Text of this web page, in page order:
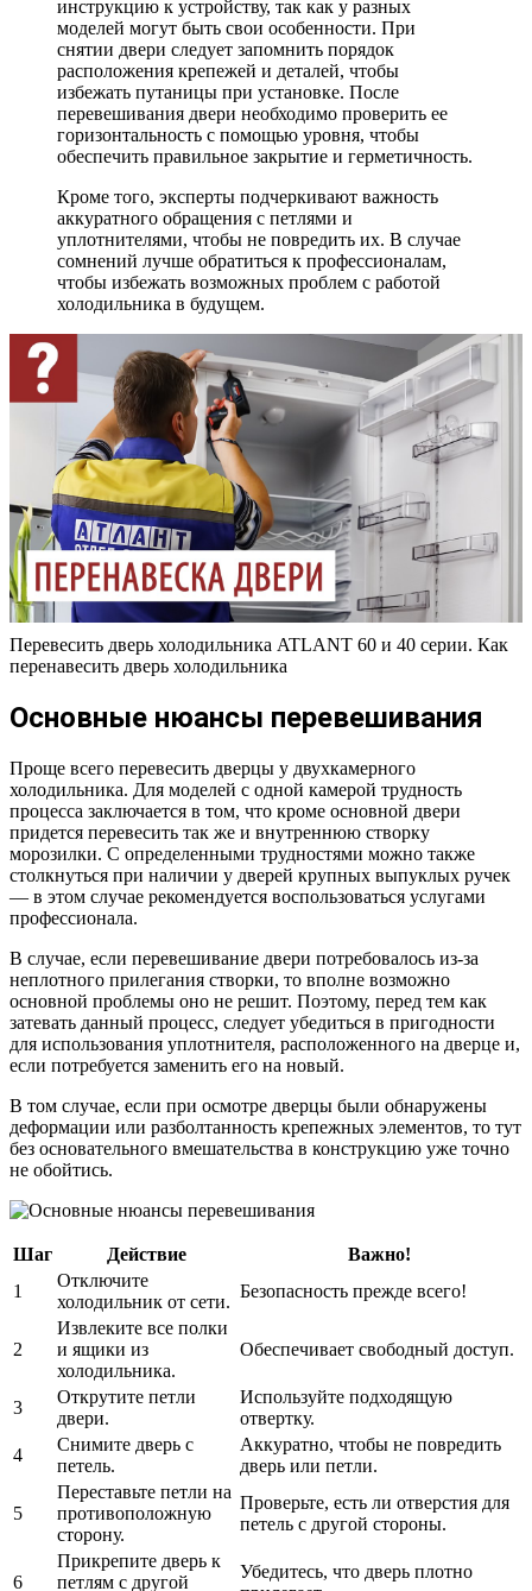
инструкцию к устройству, так как у разных
моделей могут быть свои особенности. При
снятии двери следует запомнить порядок
расположения крепежей и деталей, чтобы
избежать путаницы при установке. После
перевешивания двери необходимо проверить ее
горизонтальность с помощью уровня, чтобы
обеспечить правильное закрытие и герметичность.
Кроме того, эксперты подчеркивают важность
аккуратного обращения с петлями и
уплотнителями, чтобы не повредить их. В случае
сомнений лучше обратиться к профессионалам,
чтобы избежать возможных проблем с работой
холодильника в будущем.
Перевесить дверь холодильника ATLANT 60 и 40 серии. Как
перенавесить дверь холодильника
Основные нюансы перевешивания
Проще всего перевесить дверцы у двухкамерного
холодильника. Для моделей с одной камерой трудность
процесса заключается в том, что кроме основной двери
придется перевесить так же и внутреннюю створку
морозилки. С определенными трудностями можно также
столкнуться при наличии у дверей крупных выпуклых ручек
— в этом случае рекомендуется воспользоваться услугами
профессионала.
В случае, если перевешивание двери потребовалось из-за
неплотного прилегания створки, то вполне возможно
основной проблемы оно не решит. Поэтому, перед тем как
затевать данный процесс, следует убедиться в пригодности
для использования уплотнителя, расположенного на дверце и,
если потребуется заменить его на новый.
В том случае, если при осмотре дверцы были обнаружены
деформации или разболтанность крепежных элементов, то тут
без основательного вмешательства в конструкцию уже точно
не обойтись.
Шаг Действие
Важно!
1
Отключите
холодильник от сети.
Безопасность прежде всего!
2
Извлеките все полки
и ящики из
холодильника.
Обеспечивает свободный доступ.
3
Открутите петли
двери.
Используйте подходящую
отвертку.
4
Снимите дверь с
петель.
Аккуратно, чтобы не повредить
дверь или петли.
5
Переставьте петли на
противоположную
сторону.
Проверьте, есть ли отверстия для
петель с другой стороны.
6
Прикрепите дверь к
петлям с другой
Убедитесь, что дверь плотно